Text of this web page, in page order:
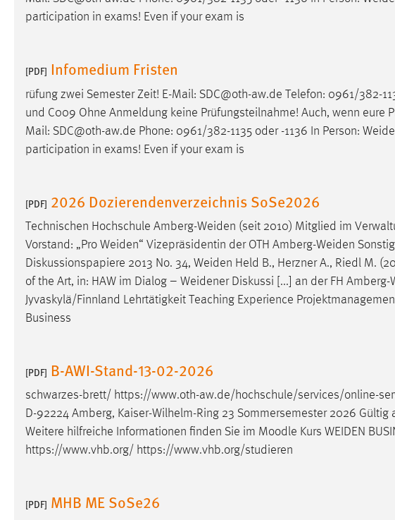
participation in exams! Even if your exam is
[PDF] Infomedium Fristen
rüfung zwei Semester Zeit! E-Mail: SDC@oth-aw.de Telefon: 0961/382-
und C009 Ohne Anmeldung keine Prüfungsteilnahme! Auch, wenn eure
Mail: SDC@oth-aw.de Phone: 0961/382-1135 oder -1136 In Person:
participation in exams! Even if your exam is
[PDF] 2026 Dozierendenverzeichnis SoSe2026
Technischen Hochschule Amberg-Weiden (seit 2010) Mitglied im
Vorstand: „Pro Weiden“ Vizepräsidentin der OTH Amberg-Weiden
Diskussionspapiere 2013 No. 34, Weiden Held B., Herzner A., Riedl M.
of the Art, in: HAW im Dialog – WeidenerDiskussi [...] an der FH Amberg-
Jyvaskylä/Finnland Lehrtätigkeit Teaching Experience
Business
[PDF] B-AWI-Stand-13-02-2026
schwarzes-brett/ https://www.oth-aw.de/hochschule/services/online-
D-92224 Amberg, Kaiser-Wilhelm-Ring 23 Sommersemester 2026
Weitere hilfreiche Informationen finden Sie im Moodle Kurs WEIDEN
https://www.vhb.org/ https://www.vhb.org/studieren
[PDF] MHB ME SoSe26
Zweck:
Dieser Cookie ist notwendig um sich an
Cookie Laufzeit:
STATISTIK
Statistik Cookies erfassen Informationen anonym.
Diese Informationen helfen uns zu verstehen, wie
Matomo
_pk_ref, _pk_cvar, _pk_id, _pk_ses
Zweck: Zugriffsstatistik
Cookie Laufzeit: Max. 13 Monate
Marketing Cookies werden von Drittanbietern
Sie tun dies, indem sie Besucher über Websites
hinweg verfolgen.
Google Ads
Anbieter: Google Ireland Limited